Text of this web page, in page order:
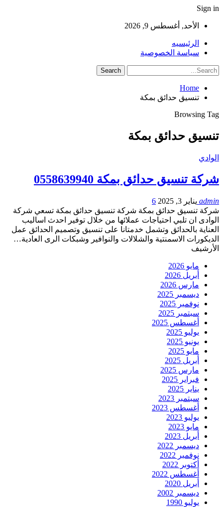
Sign in
الأحد, أغسطس 9, 2026
الرئيسيه
سياسة الخصوصية
Home
تنسيق حدائق بمكة
Browsing Tag
تنسيق حدائق بمكة
الوادي
شركة تنسيق حدائق بمكة 0558639940
admin يناير 3, 2025
6
شركة تنسيق حدائق بمكة شركة تنسيق حدائق بمكة تسعي شركة
الوادى ان تلبي احتياجات عملائها من خلال توفير احدث اساليب
العناية بالحدائق وتشمل خدمتانا على تنسيق وتصميم الحدائق عمل
الديكورات الاسمنتية والشلالات والنوافير وشبكات الرى العادية…
الأرشيف
مايو 2026
أبريل 2026
مارس 2026
ديسمبر 2025
نوفمبر 2025
سبتمبر 2025
أغسطس 2025
يوليو 2025
يونيو 2025
مايو 2025
أبريل 2025
مارس 2025
فبراير 2025
يناير 2025
سبتمبر 2023
أغسطس 2023
يوليو 2023
مايو 2023
أبريل 2023
ديسمبر 2022
نوفمبر 2022
أكتوبر 2022
أغسطس 2022
أبريل 2020
ديسمبر 2002
يوليو 1990